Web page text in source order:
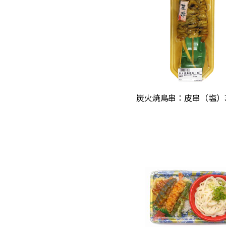
炭火焼鳥串：皮串（塩）